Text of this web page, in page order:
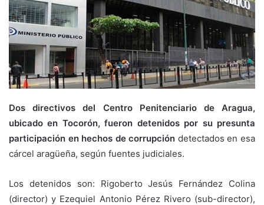
Dos directivos del Centro Penitenciario de Aragua,
ubicado en Tocorón, fueron detenidos por su presunta
participación en hechos de corrupción detectados en esa
cárcel aragüeña, según fuentes judiciales.
Los detenidos son: Rigoberto Jesús Fernández Colina
(director) y Ezequiel Antonio Pérez Rivero (sub-director),